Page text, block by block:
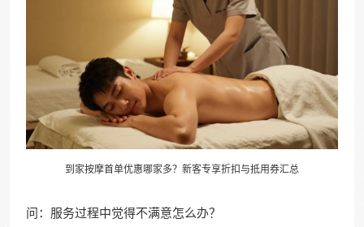
到家按摩首单优惠哪家多？新客专享折扣与抵用券汇总
问：服务过程中觉得不满意怎么办？